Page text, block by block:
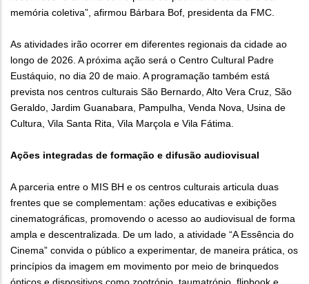
memória coletiva”, afirmou Bárbara Bof, presidenta da FMC.
As atividades irão ocorrer em diferentes regionais da cidade ao
longo de 2026. A próxima ação será o Centro Cultural Padre
Eustáquio, no dia 20 de maio. A programação também está
prevista nos centros culturais São Bernardo, Alto Vera Cruz, São
Geraldo, Jardim Guanabara, Pampulha, Venda Nova, Usina de
Cultura, Vila Santa Rita, Vila Marçola e Vila Fátima.
Ações integradas de formação e difusão audiovisual
A parceria entre o MIS BH e os centros culturais articula duas
frentes que se complementam: ações educativas e exibições
cinematográficas, promovendo o acesso ao audiovisual de forma
ampla e descentralizada. De um lado, a atividade “A Essência do
Cinema” convida o público a experimentar, de maneira prática, os
princípios da imagem em movimento por meio de brinquedos